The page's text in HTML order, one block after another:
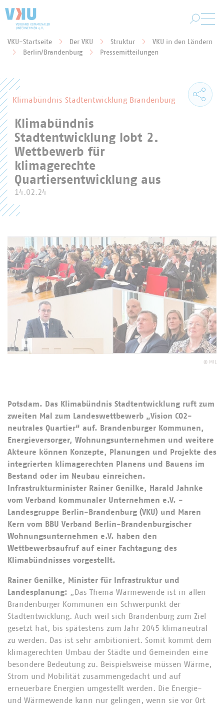
Sie befinden sich hier:
VKU-Startseite Der VKU Struktur
VKU in den Ländern
Berlin/Brandenburg
Pressemitteilungen
Klimabündnis Stadtentwicklung Brandenburg
Klimabündnis
Stadtentwicklung lobt 2.
Wettbewerb für
klimagerechte
Quartiersentwicklung aus
14.02.24
© MIL
Potsdam. Das Klimabündnis Stadtentwicklung ruft zum
zweiten Mal zum Landeswettbewerb „Vision CO2-
neutrales Quartier“ auf. Brandenburger Kommunen,
Energieversorger, Wohnungsunternehmen und weitere
Akteure können Konzepte, Planungen und Projekte des
integrierten klimagerechten Planens und Bauens im
Bestand oder im Neubau einreichen.
Infrastrukturminister Rainer Genilke, Harald Jahnke
vom Verband kommunaler Unternehmen e.V. -
Landesgruppe Berlin-Brandenburg (VKU) und Maren
Kern vom BBU Verband Berlin-Brandenburgischer
Wohnungsunternehmen e.V. haben den
Wettbewerbsaufruf auf einer Fachtagung des
Klimabündnisses vorgestellt.
Rainer Genilke, Minister für Infrastruktur und
Landesplanung: „Das Thema Wärmewende ist in allen
Brandenburger Kommunen ein Schwerpunkt der
Stadtentwicklung. Auch weil sich Brandenburg zum Ziel
gesetzt hat, bis spätestens zum Jahr 2045 klimaneutral
zu werden. Das ist sehr ambitioniert. Somit kommt dem
klimagerechten Umbau der Städte und Gemeinden eine
besondere Bedeutung zu. Beispielsweise müssen Wärme,
Strom und Mobilität zusammengedacht und auf
erneuerbare Energien umgestellt werden. Die Energie-
und Wärmewende kann nur gelingen, wenn sie vor Ort